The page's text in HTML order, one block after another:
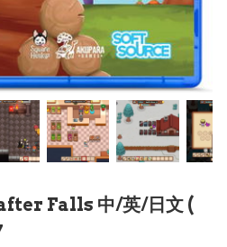
Falls 中/英/日文 (